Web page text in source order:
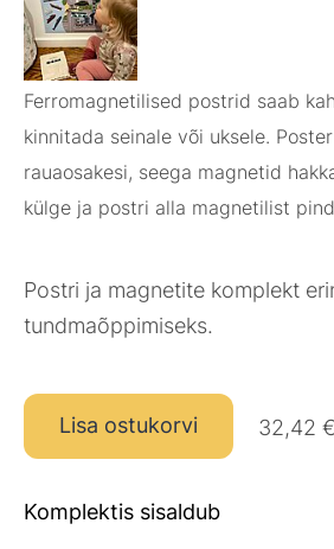
Ferromagnetilised postrid saab
kinnitada seinale või uksele.
rauaosakesi, seega magnetid
külge ja postri alla magnetilist
Postri ja magnetite komplekt
tundmaõppimiseks.
Lisa ostukorvi 32,42 €
Komplektis sisaldub